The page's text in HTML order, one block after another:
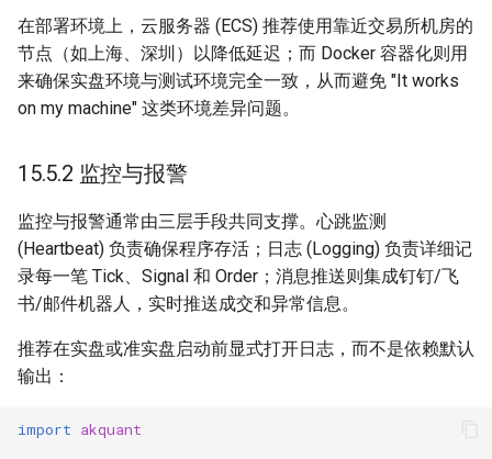
在部署环境上，云服务器 (ECS) 推荐使用靠近交易所机房的
节点（如上海、深圳）以降低延迟；而 Docker 容器化则用
来确保实盘环境与测试环境完全一致，从而避免 "It works
on my machine" 这类环境差异问题。
15.5.2 监控与报警
监控与报警通常由三层手段共同支撑。心跳监测
(Heartbeat) 负责确保程序存活；日志 (Logging) 负责详细记
录每一笔 Tick、Signal 和 Order；消息推送则集成钉钉/飞
书/邮件机器人，实时推送成交和异常信息。
推荐在实盘或准实盘启动前显式打开日志，而不是依赖默认
输出：
import akquant